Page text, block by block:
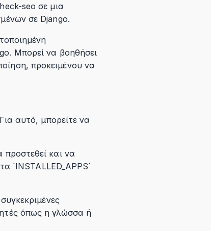
seo σε μια
σε Django.
Μπορεί να βοηθήσει
προκειμένου να
αυτό, μπορείτε να
και να
`INSTALLED_APPS`
όπως η γλώσσα ή